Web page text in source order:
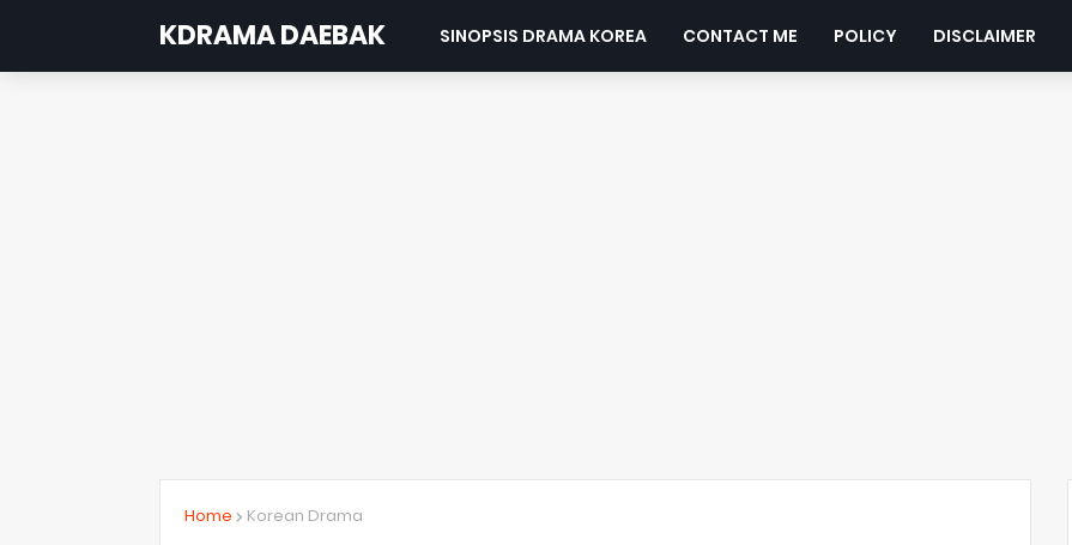
KDRAMA DAEBAK SINOPSIS DRAMA KOREA CONTACT ME POLICY DISCLAIMER
Home Korean Drama